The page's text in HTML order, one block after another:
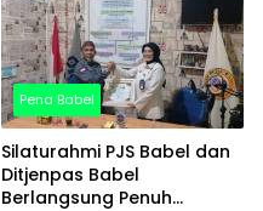
Pena Babel
Silaturahmi PJS Babel dan
Ditjenpas Babel
Berlangsung Penuh